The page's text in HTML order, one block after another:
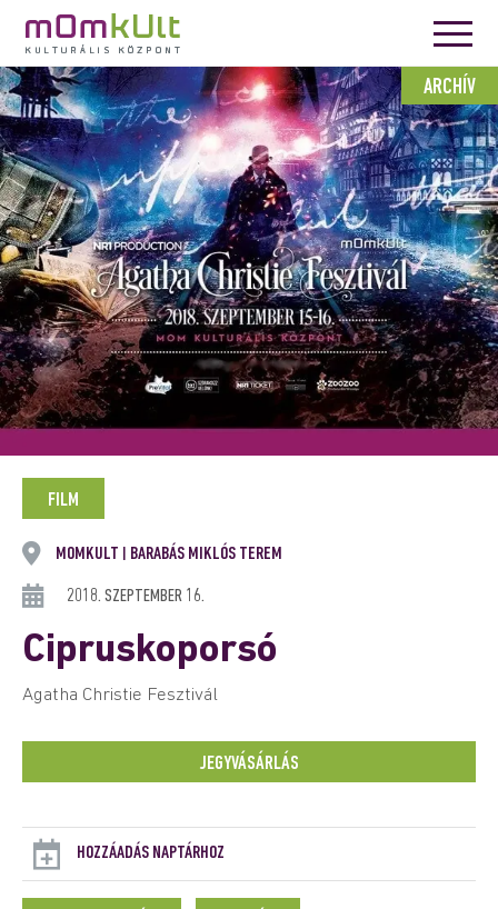
ARCHÍV
FILM
MOMKULT BARABÁS MIKLÓS TEREM
2018. SZEPTEMBER 16.
Cipruskoporsó
Agatha Christie Fesztivál
JEGYVÁSÁRLÁS
HOZZÁADÁS NAPTÁRHOZ